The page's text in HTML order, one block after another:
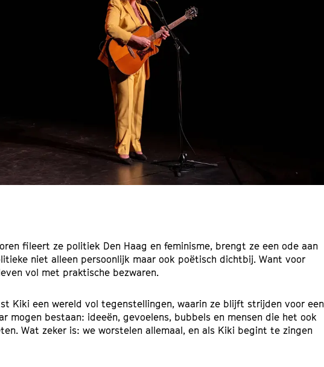
fileert ze politiek Den Haag en feminisme, brengt ze een ode aan
niet alleen persoonlijk maar ook poëtisch dichtbij. Want voor
vol met praktische bezwaren.
Kiki een wereld vol tegenstellingen, waarin ze blijft strijden voor een
mogen bestaan: ideeën, gevoelens, bubbels en mensen die het ook
Wat zeker is: we worstelen allemaal, en als Kiki begint te zingen